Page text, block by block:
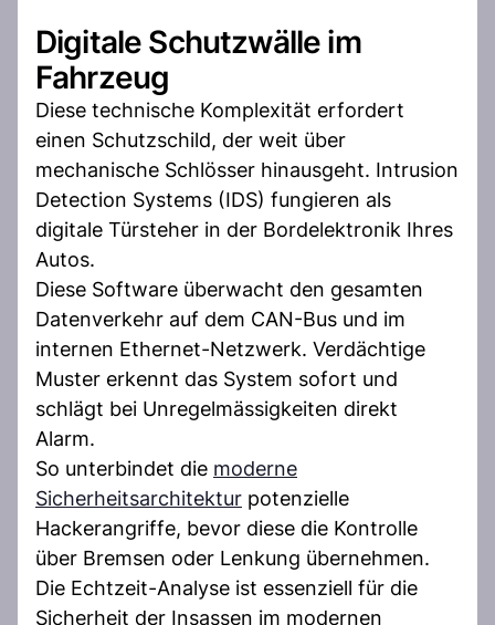
Digitale Schutzwälle im
Fahrzeug
Diese technische Komplexität erfordert
einen Schutzschild, der weit über
mechanische Schlösser hinausgeht. Intrusion
Detection Systems (IDS) fungieren als
digitale Türsteher in der Bordelektronik Ihres
Autos.
Diese Software überwacht den gesamten
Datenverkehr auf dem CAN-Bus und im
internen Ethernet-Netzwerk. Verdächtige
Muster erkennt das System sofort und
schlägt bei Unregelmässigkeiten direkt
Alarm.
So unterbindet die moderne
Sicherheitsarchitektur potenzielle
Hackerangriffe, bevor diese die Kontrolle
über Bremsen oder Lenkung übernehmen.
Die Echtzeit-Analyse ist essenziell für die
Sicherheit der Insassen im modernen